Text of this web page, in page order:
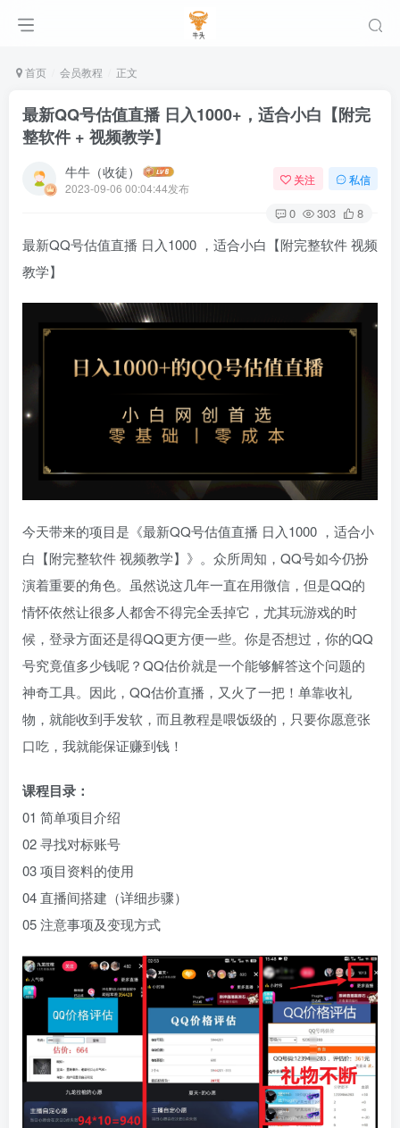
首页 会员教程 正文
最新QQ号估值直播 日入1000+，适合小白【附完
整软件 + 视频教学】
牛牛（收徒）
2023-09-06 00:04:44发布
关注 私信
0 303 8
最新QQ号估值直播 日入1000 ，适合小白【附完整软件 视频
教学】
今天带来的项目是《最新QQ号估值直播 日入1000 ，适合小
白【附完整软件 视频教学】》。众所周知，QQ号如今仍扮
演着重要的角色。虽然说这几年一直在用微信，但是QQ的
情怀依然让很多人都舍不得完全丢掉它，尤其玩游戏的时
候，登录方面还是得QQ更方便一些。你是否想过，你的QQ
号究竟值多少钱呢？QQ估价就是一个能够解答这个问题的
神奇工具。因此，QQ估价直播，又火了一把！单靠收礼
物，就能收到手发软，而且教程是喂饭级的，只要你愿意张
口吃，我就能保证赚到钱！
课程目录：
01 简单项目介绍
02 寻找对标账号
03 项目资料的使用
04 直播间搭建（详细步骤）
05 注意事项及变现方式